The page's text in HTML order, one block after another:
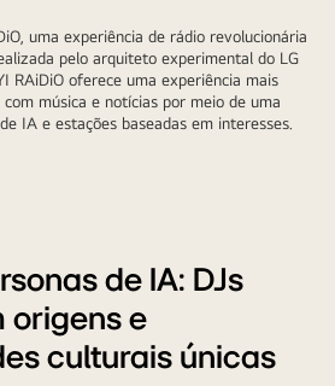
uma experiência de rádio revolucionária
pelo arquiteto experimental do LG
RAiDiO oferece uma experiência mais
música e notícias por meio de uma
IA e estações baseadas em interesses.
de IA: DJs
origens e
culturais únicas